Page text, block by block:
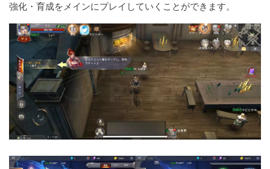
強化・育成をメインにプレイしていくことができます。